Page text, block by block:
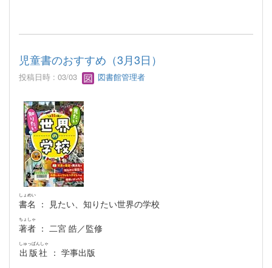
児童書のおすすめ（3月3日）
投稿日時 : 03/03 図書館管理者
書名
しょめい
： 見たい、知りたい世界の学校
著者
ちょしゃ
： 二宮 皓／監修
出版社
しゅっぱんしゃ
： 学事出版